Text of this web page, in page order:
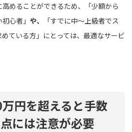
めることができるため、「少額から
心者」 や、
「すでに中〜上級者でス
ている方」にとっては、最適なサービ
円を超えると手数
には注意が必要